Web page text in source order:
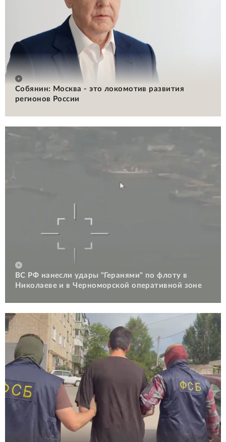
Собянин: Москва - это локомотив развития
регионов России
ВС РФ нанесли удары "Геранями" по флоту в
Николаеве и в Черноморской оперативной зоне